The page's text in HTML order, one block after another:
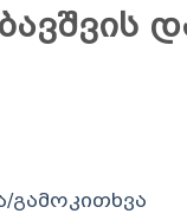
გამოკითხვა